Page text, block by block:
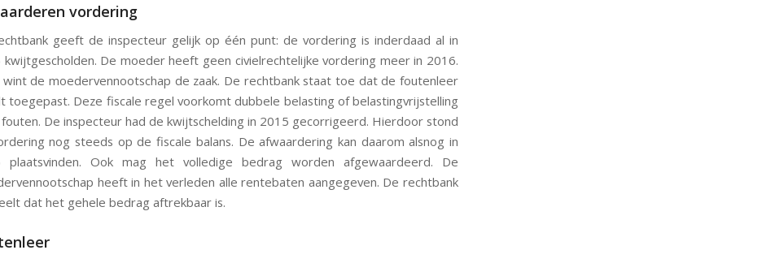
vordering
geeft de inspecteur gelijk op één punt: de vordering is inderdaad al in
kwijtgescholden. De moeder heeft geen civielrechtelijke vordering meer in 2016.
wint de moedervennootschap de zaak. De rechtbank staat toe dat de foutenleer
toegepast. Deze fiscale regel voorkomt dubbele belasting of belastingvrijstelling
De inspecteur had de kwijtschelding in 2015 gecorrigeerd. Hierdoor stond
nog steeds op de fiscale balans. De afwaardering kan daarom alsnog in
plaatsvinden. Ook mag het volledige bedrag worden afgewaardeerd. De
heeft in het verleden alle rentebaten aangegeven. De rechtbank
dat het gehele bedrag aftrekbaar is.